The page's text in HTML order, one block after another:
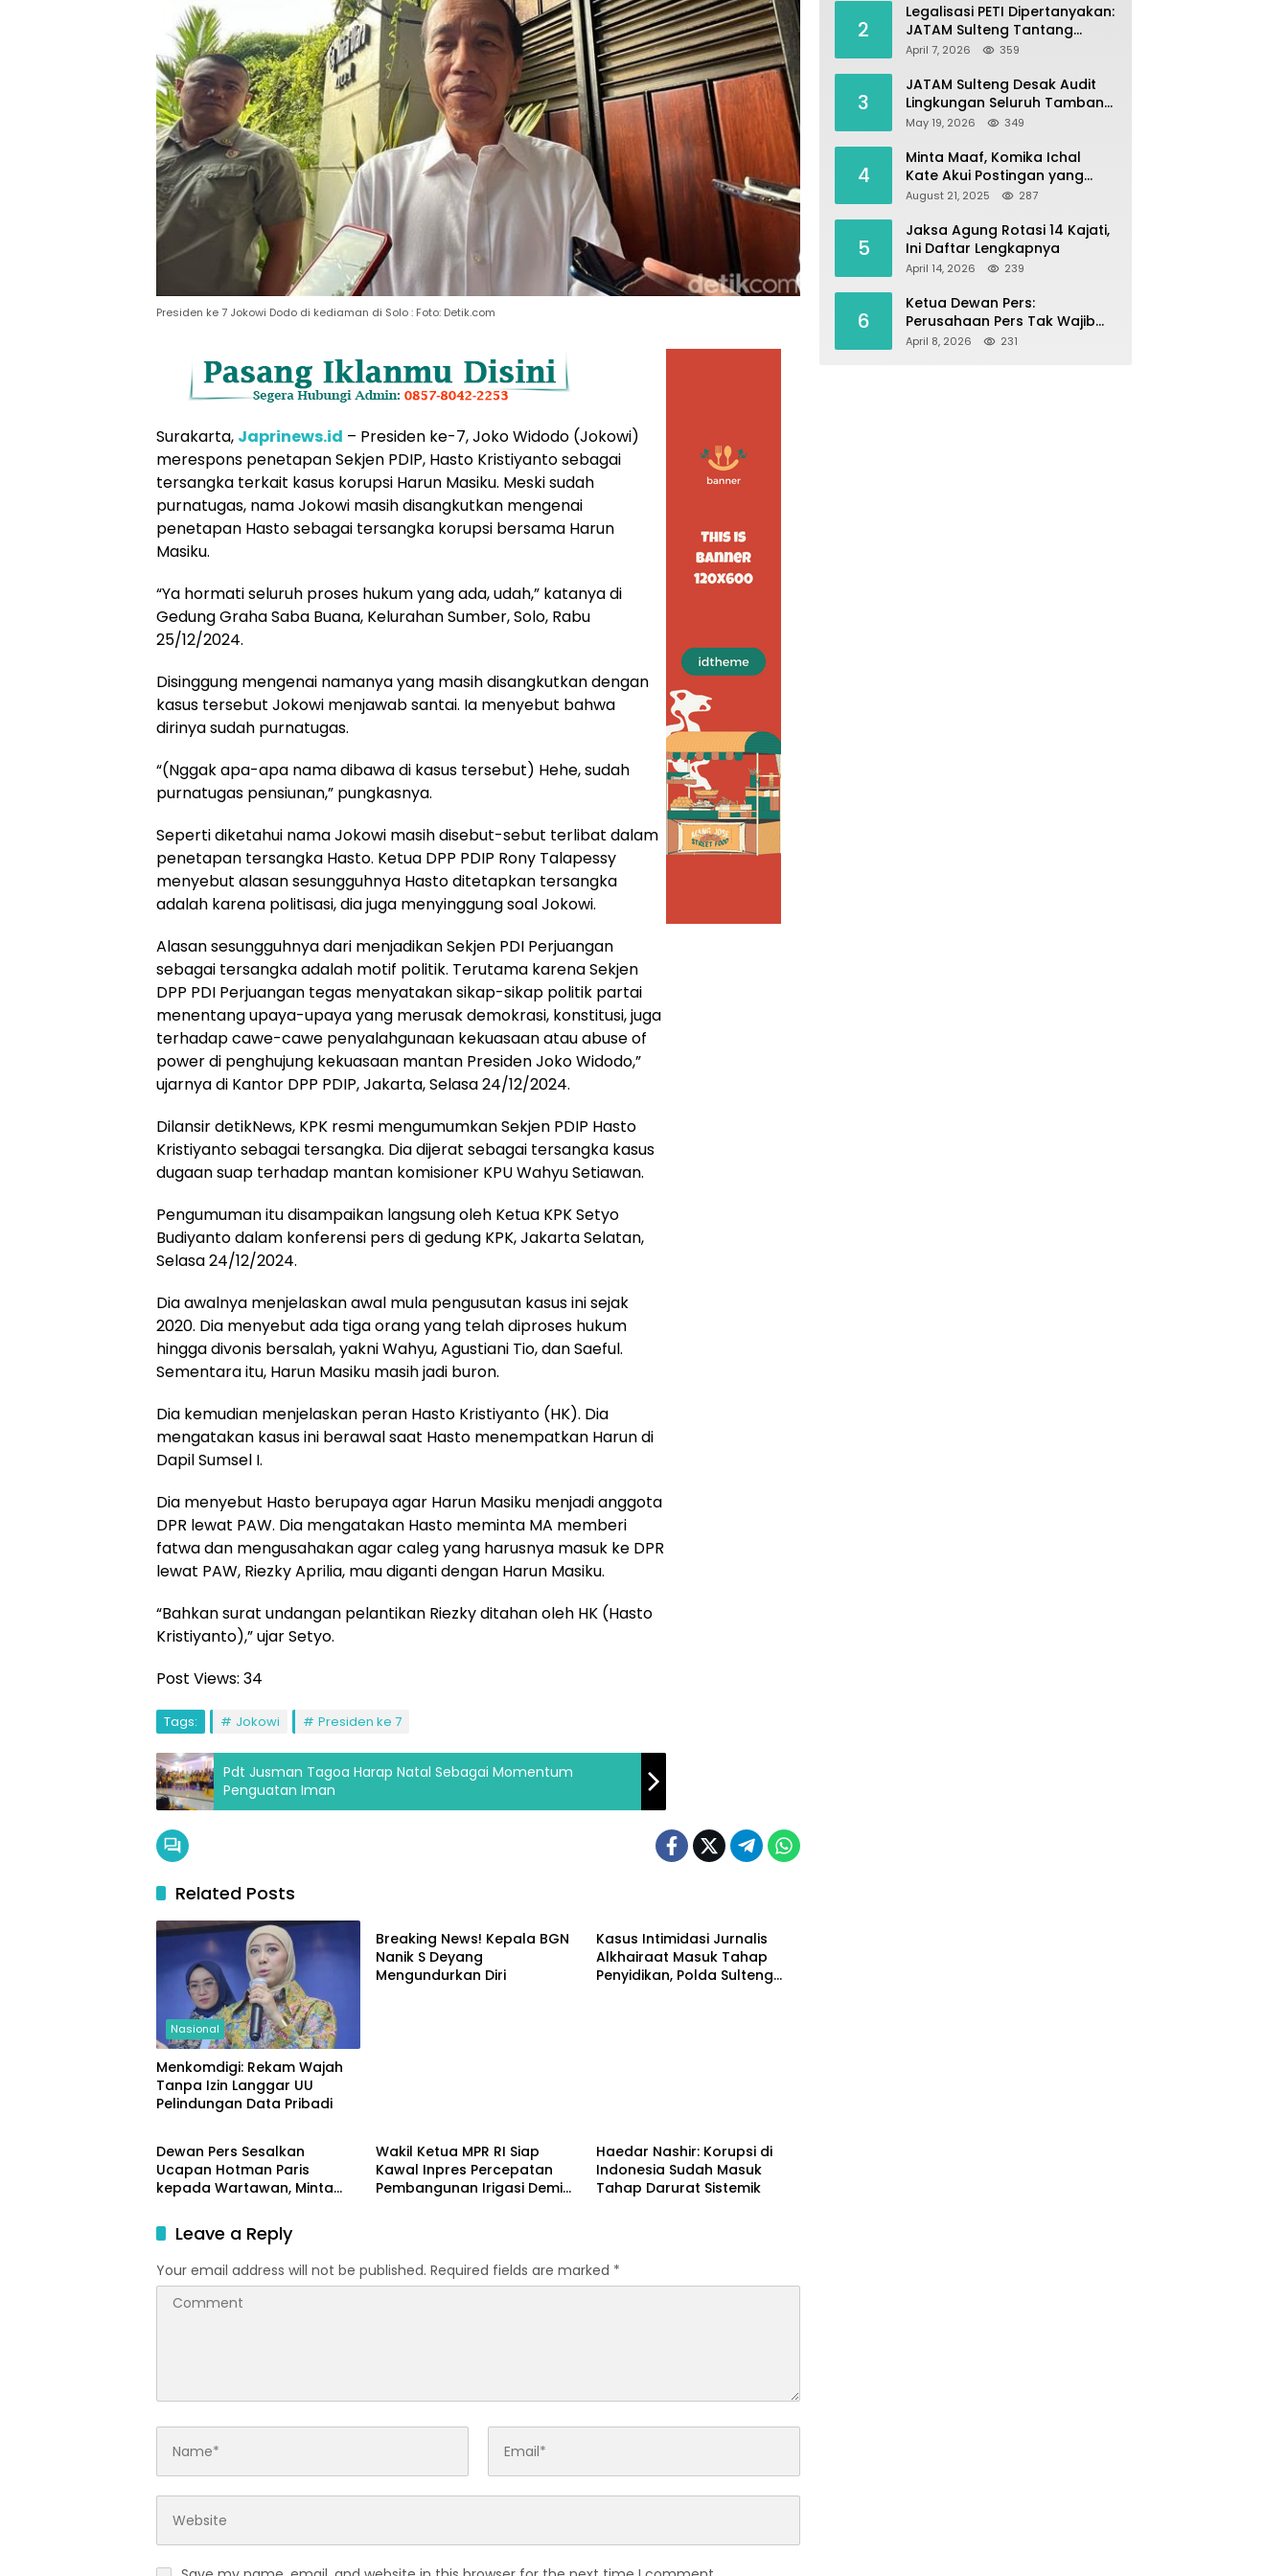
Presiden ke 7 Jokowi Dodo di kediaman di Solo : Foto: Detik.com
Surakarta, Japrinews.id – Presiden ke-7, Joko Widodo (Jokowi)
merespons penetapan Sekjen PDIP, Hasto Kristiyanto sebagai
tersangka terkait kasus korupsi Harun Masiku. Meski sudah
purnatugas, nama Jokowi masih disangkutkan mengenai
penetapan Hasto sebagai tersangka korupsi bersama Harun
Masiku.
“Ya hormati seluruh proses hukum yang ada, udah,” katanya di
Gedung Graha Saba Buana, Kelurahan Sumber, Solo, Rabu
25/12/2024.
Disinggung mengenai namanya yang masih disangkutkan dengan
kasus tersebut Jokowi menjawab santai. Ia menyebut bahwa
dirinya sudah purnatugas.
“(Nggak apa-apa nama dibawa di kasus tersebut) Hehe, sudah
purnatugas pensiunan,” pungkasnya.
Seperti diketahui nama Jokowi masih disebut-sebut terlibat dalam
penetapan tersangka Hasto. Ketua DPP PDIP Rony Talapessy
menyebut alasan sesungguhnya Hasto ditetapkan tersangka
adalah karena politisasi, dia juga menyinggung soal Jokowi.
Alasan sesungguhnya dari menjadikan Sekjen PDI Perjuangan
sebagai tersangka adalah motif politik. Terutama karena Sekjen
DPP PDI Perjuangan tegas menyatakan sikap-sikap politik partai
menentang upaya-upaya yang merusak demokrasi, konstitusi, juga
terhadap cawe-cawe penyalahgunaan kekuasaan atau abuse of
power di penghujung kekuasaan mantan Presiden Joko Widodo,”
ujarnya di Kantor DPP PDIP, Jakarta, Selasa 24/12/2024.
Dilansir detikNews, KPK resmi mengumumkan Sekjen PDIP Hasto
Kristiyanto sebagai tersangka. Dia dijerat sebagai tersangka kasus
dugaan suap terhadap mantan komisioner KPU Wahyu Setiawan.
Pengumuman itu disampaikan langsung oleh Ketua KPK Setyo
Budiyanto dalam konferensi pers di gedung KPK, Jakarta Selatan,
Selasa 24/12/2024.
Dia awalnya menjelaskan awal mula pengusutan kasus ini sejak
2020. Dia menyebut ada tiga orang yang telah diproses hukum
hingga divonis bersalah, yakni Wahyu, Agustiani Tio, dan Saeful.
Sementara itu, Harun Masiku masih jadi buron.
Dia kemudian menjelaskan peran Hasto Kristiyanto (HK). Dia
mengatakan kasus ini berawal saat Hasto menempatkan Harun di
Dapil Sumsel I.
Dia menyebut Hasto berupaya agar Harun Masiku menjadi anggota
DPR lewat PAW. Dia mengatakan Hasto meminta MA memberi
fatwa dan mengusahakan agar caleg yang harusnya masuk ke DPR
lewat PAW, Riezky Aprilia, mau diganti dengan Harun Masiku.
“Bahkan surat undangan pelantikan Riezky ditahan oleh HK (Hasto
Kristiyanto),” ujar Setyo.
Post Views: 34
Tags: Jokowi Presiden ke 7
Pdt Jusman Tagoa Harap Natal Sebagai Momentum
Penguatan Iman
Related Posts
Nasional
Menkomdigi: Rekam Wajah
Tanpa Izin Langgar UU
Pelindungan Data Pribadi
Breaking News! Kepala BGN
Nanik S Deyang
Mengundurkan Diri
Kasus Intimidasi Jurnalis
Alkhairaat Masuk Tahap
Penyidikan, Polda Sulteng
Nasional
Dewan Pers Sesalkan
Ucapan Hotman Paris
kepada Wartawan, Minta
Jurnalistik
Wakil Ketua MPR RI Siap
Kawal Inpres Percepatan
Pembangunan Irigasi Demi
Haedar Nashir: Korupsi di
Indonesia Sudah Masuk
Tahap Darurat Sistemik
Leave a Reply
Your email address will not be published. Required fields are marked *
2
Legalisasi PETI Dipertanyakan:
JATAM Sulteng Tantang
Gubernur Berhenti Andalkan
Parigi Moutong sebagai
Lumbung Pangan
April 7, 2026 359
3
JATAM Sulteng Desak Audit
Lingkungan Seluruh Tambang
Batuan di Sepanjang Pesisir
May 19, 2026 349
4
Minta Maaf, Komika Ichal
Kate Akui Postingan yang
Singgung Media Karena Emosi
August 21, 2025 287
5
Jaksa Agung Rotasi 14 Kajati,
Ini Daftar Lengkapnya
April 14, 2026 239
6
Ketua Dewan Pers:
Perusahaan Pers Tak Wajib
Terdaftar, UKW Bukan Syarat
April 8, 2026 231